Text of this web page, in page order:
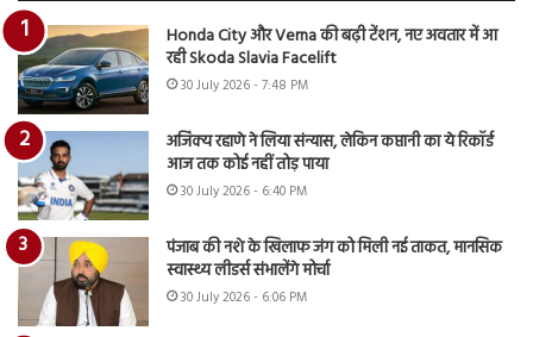
Honda City और Verna की बढ़ी टेंशन, नए अवतार में आ
रही Skoda Slavia Facelift
30 July 2026 - 7:48 PM
अजिंक्य रहाणे ने लिया संन्यास, लेकिन कप्तानी का ये रिकॉर्ड
आज तक कोई नहीं तोड़ पाया
30 July 2026 - 6:40 PM
पंजाब की नशे के खिलाफ जंग को मिली नई ताकत, मानसिक
स्वास्थ्य लीडर्स संभालेंगे मोर्चा
30 July 2026 - 6:06 PM